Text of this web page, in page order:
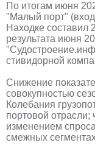
По итогам июня
"Малый порт"
Находке составил
результата июня
стивидорной
Снижение
совокупностью
Колебания
портовой отрасли;
изменением
смежных